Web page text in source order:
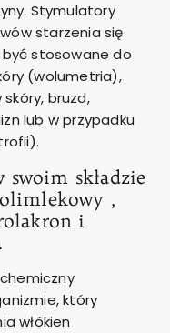
Stymulatory
starzenia się
być stosowane do
(wolumetria),
bruzd,
lub w przypadku
składzie
,
i
który
włókien